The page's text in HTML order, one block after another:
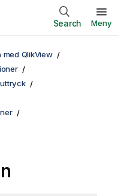
Search Meny
med QlikView